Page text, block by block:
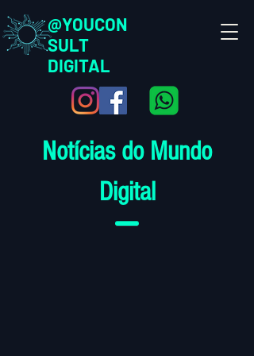
@YOUCON
SULT
DIGITAL
Notícias do Mundo
Digital